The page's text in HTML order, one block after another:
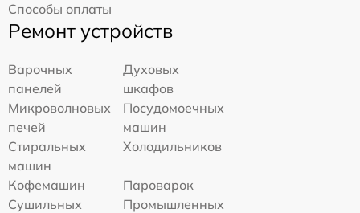
Способы оплаты
Ремонт устройств
Варочных
панелей
Духовых
шкафов
Микроволновых
печей
Посудомоечных
машин
Стиральных
машин
Холодильников
Кофемашин
Пароварок
Сушильных
Промышленных